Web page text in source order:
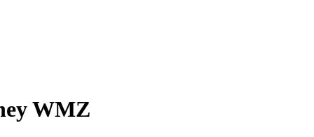
WMZ